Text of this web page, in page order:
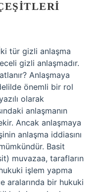
tür gizli anlaşma
gizli anlaşmadır.
Anlaşmaya
önemli bir rol
olarak
anlaşmanın
Ancak anlaşmaya
anlaşma iddiasını
Basit
muvazaa, tarafların
işlem yapma
aralarında bir hukuki